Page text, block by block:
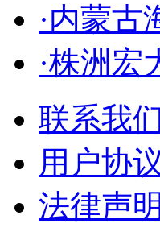
·内蒙古
·株洲宏
联系我们
用户协议
法律声明